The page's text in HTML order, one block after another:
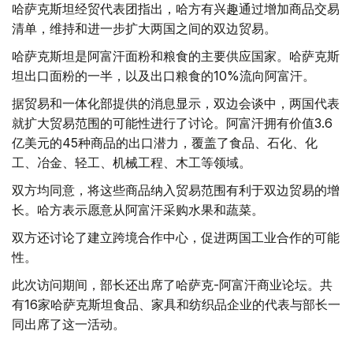
哈萨克斯坦经贸代表团指出，哈方有兴趣通过增加商品交易
清单，维持和进一步扩大两国之间的双边贸易。
哈萨克斯坦是阿富汗面粉和粮食的主要供应国家。哈萨克斯
坦出口面粉的一半，以及出口粮食的10%流向阿富汗。
据贸易和一体化部提供的消息显示，双边会谈中，两国代表
就扩大贸易范围的可能性进行了讨论。阿富汗拥有价值3.6
亿美元的45种商品的出口潜力，覆盖了食品、石化、化
工、冶金、轻工、机械工程、木工等领域。
双方均同意，将这些商品纳入贸易范围有利于双边贸易的增
长。哈方表示愿意从阿富汗采购水果和蔬菜。
双方还讨论了建立跨境合作中心，促进两国工业合作的可能
性。
此次访问期间，部长还出席了哈萨克-阿富汗商业论坛。共
有16家哈萨克斯坦食品、家具和纺织品企业的代表与部长一
同出席了这一活动。